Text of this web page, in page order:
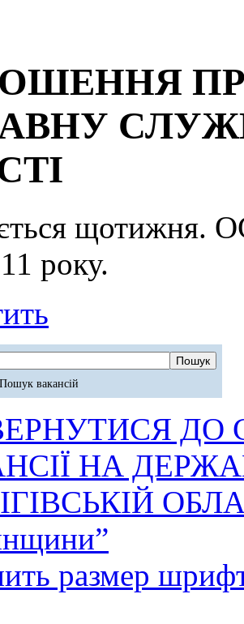
року.
Пошук вакансій
ДО
НА
размер